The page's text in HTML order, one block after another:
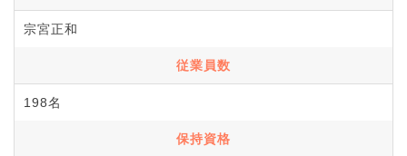
宗宮正和
従業員数
198名
保持資格